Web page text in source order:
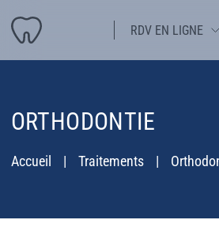
RDV EN LIGNE
ORTHODONTIE
Accueil Traitements